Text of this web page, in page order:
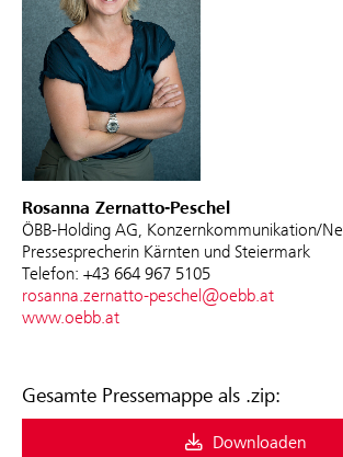
Rosanna Zernatto-Peschel
ÖBB-Holding AG, Konzernkommunikation/
Pressesprecherin Kärnten und Steiermark
Telefon: +43 664 967 5105
rosanna.zernatto-peschel@oebb.at
www.oebb.at
Gesamte Pressemappe als .zip:
Downloaden